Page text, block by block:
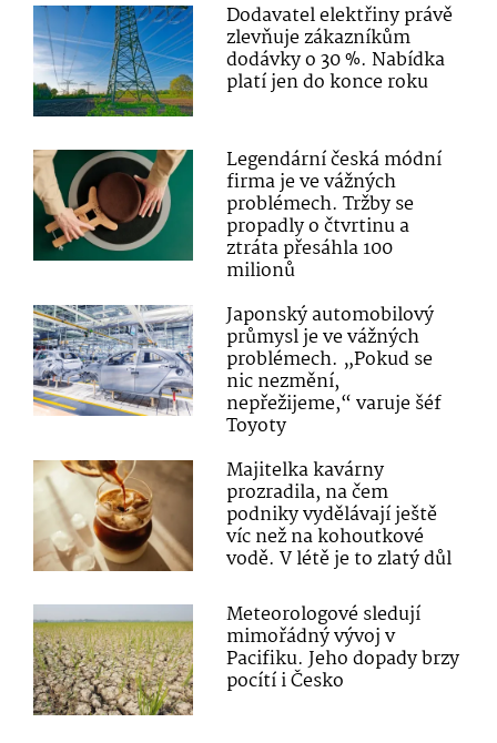
Dodavatel elektřiny právě
zlevňuje zákazníkům
dodávky o 30 %. Nabídka
platí jen do konce roku
Legendární česká módní
firma je ve vážných
problémech. Tržby se
propadly o čtvrtinu a
ztráta přesáhla 100
milionů
Japonský automobilový
průmysl je ve vážných
problémech. „Pokud se
nic nezmění,
nepřežijeme,“ varuje šéf
Toyoty
Majitelka kavárny
prozradila, na čem
podniky vydělávají ještě
víc než na kohoutkové
vodě. V létě je to zlatý důl
Meteorologové sledují
mimořádný vývoj v
Pacifiku. Jeho dopady brzy
pocítí i Česko